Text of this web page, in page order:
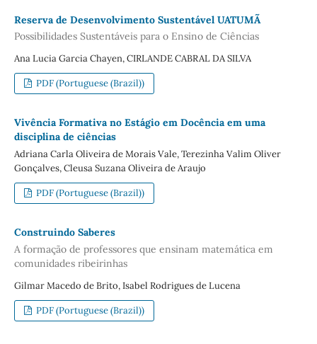
Reserva de Desenvolvimento Sustentável UATUMÃ
Possibilidades Sustentáveis para o Ensino de Ciências
Ana Lucia Garcia Chayen, CIRLANDE CABRAL DA SILVA
PDF (Portuguese (Brazil))
Vivência Formativa no Estágio em Docência em uma
disciplina de ciências
Adriana Carla Oliveira de Morais Vale, Terezinha Valim Oliver
Gonçalves, Cleusa Suzana Oliveira de Araujo
PDF (Portuguese (Brazil))
Construindo Saberes
A formação de professores que ensinam matemática em
comunidades ribeirinhas
Gilmar Macedo de Brito, Isabel Rodrigues de Lucena
PDF (Portuguese (Brazil))